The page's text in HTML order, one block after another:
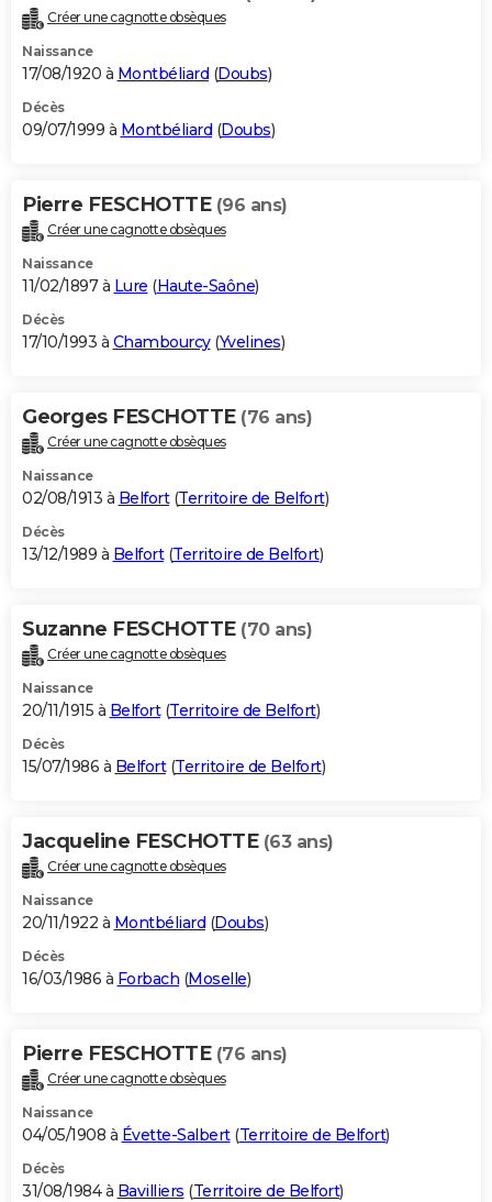
Créer une cagnotte obsèques
Naissance
17/08/1920 à Montbéliard (Doubs)
Décès
09/07/1999 à Montbéliard (Doubs)
Pierre FESCHOTTE (96 ans)
Créer une cagnotte obsèques
Naissance
11/02/1897 à Lure (Haute-Saône)
Décès
17/10/1993 à Chambourcy(Yvelines)
Georges FESCHOTTE (76 ans)
Créer une cagnotte obsèques
Naissance
02/08/1913 à Belfort(Territoire de Belfort)
Décès
13/12/1989 à Belfort(Territoire de Belfort)
Suzanne FESCHOTTE (70 ans)
Créer une cagnotte obsèques
Naissance
20/11/1915 à Belfort(Territoire de Belfort)
Décès
15/07/1986 à Belfort(Territoire de Belfort)
Jacqueline FESCHOTTE (63 ans)
Créer une cagnotte obsèques
Naissance
20/11/1922 à Montbéliard (Doubs)
Décès
16/03/1986 à Forbach (Moselle)
Pierre FESCHOTTE (76 ans)
Créer une cagnotte obsèques
Naissance
04/05/1908 à Évette-Salbert(Territoire de Belfort)
Décès
31/08/1984 à Bavilliers (Territoire de Belfort)